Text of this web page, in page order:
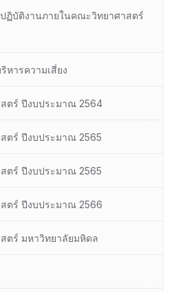
ฏิบัติงานภายในคณะวิทยาศาสตร์
หารความเสี่ยง
ตร์ ปีงบประมาณ 2564
ตร์ ปีงบประมาณ 2565
ตร์ ปีงบประมาณ 2565
ตร์ ปีงบประมาณ 2566
ตร์ มหาวิทยาลัยมหิดล